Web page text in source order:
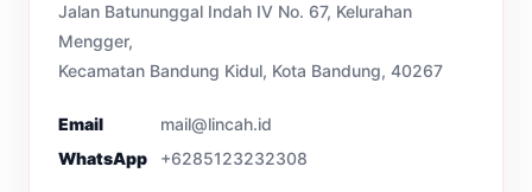
Jalan Batununggal Indah IV No. 67, Kelurahan
Mengger,
Kecamatan Bandung Kidul, Kota Bandung, 40267
Email
mail@lincah.id
WhatsApp
+6285123232308